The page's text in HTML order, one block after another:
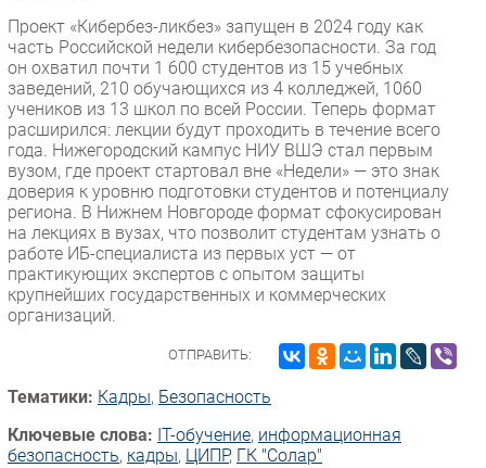
Проект «Кибербез-ликбез» запущен в 2024 году как
часть Российской недели кибербезопасности. За год
он охватил почти 1 600 студентов из 15 учебных
заведений, 210 обучающихся из 4 колледжей, 1060
учеников из 13 школ по всей России. Теперь формат
расширился: лекции будут проходить в течение всего
года. Нижегородский кампус НИУ ВШЭ стал первым
вузом, где проект стартовал вне «Недели» — это знак
доверия к уровню подготовки студентов и потенциалу
региона. В Нижнем Новгороде формат сфокусирован
на лекциях в вузах, что позволит студентам узнать о
работе ИБ-специалиста из первых уст — от
практикующих экспертов с опытом защиты
крупнейших государственных и коммерческих
организаций.
ОТПРАВИТЬ:
Тематики: Кадры, Безопасность
Ключевые слова: IT-обучение, информационная
безопасность, кадры, ЦИПР, ГК "Солар"